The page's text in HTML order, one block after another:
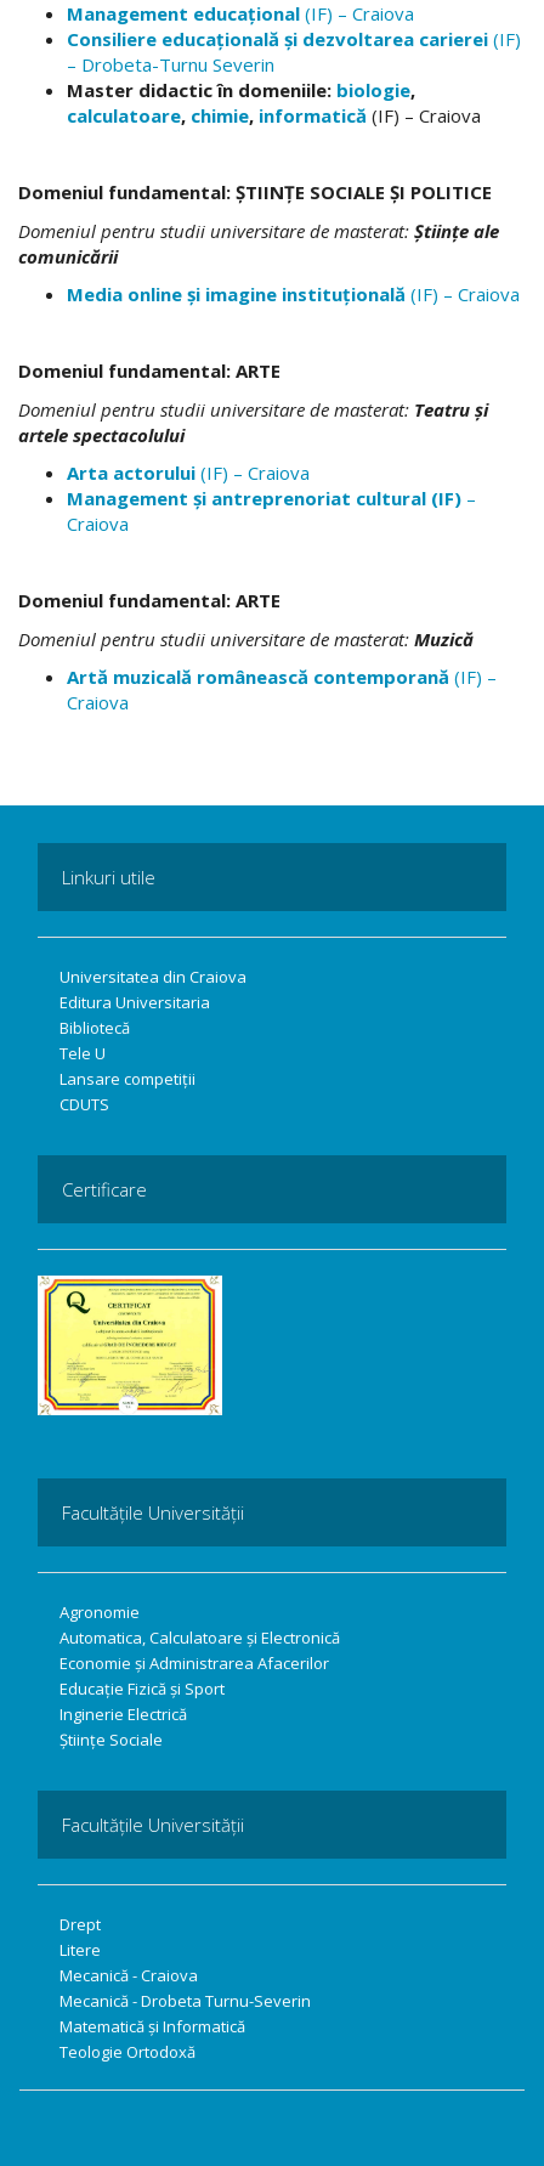
Management educaţional (IF) – Craiova
Consiliere educaţională și dezvoltarea carierei (IF)
– Drobeta-Turnu Severin
Master didactic în domeniile: biologie,
calculatoare, chimie, informatică (IF) – Craiova
Domeniul fundamental: ŞTIINŢE SOCIALE ŞI POLITICE
Domeniul pentru studii universitare de masterat: Ştiinţe ale
comunicării
Media online și imagine instituțională (IF) – Craiova
Domeniul fundamental: ARTE
Domeniul pentru studii universitare de masterat: Teatru şi
artele spectacolului
Arta actorului (IF) – Craiova
Management și antreprenoriat cultural (IF) –
Craiova
Domeniul fundamental: ARTE
Domeniul pentru studii universitare de masterat: Muzică
Artă muzicală românească contemporană (IF) –
Craiova
Linkuri utile
Universitatea din Craiova
Editura Universitaria
Bibliotecă
Tele U
Lansare competiții
CDUTS
Certificare
Facultățile Universității
Agronomie
Automatica, Calculatoare și Electronică
Economie și Administrarea Afacerilor
Educație Fizică și Sport
Inginerie Electrică
Științe Sociale
Facultățile Universității
Drept
Litere
Mecanică - Craiova
Mecanică - Drobeta Turnu-Severin
Matematică și Informatică
Teologie Ortodoxă